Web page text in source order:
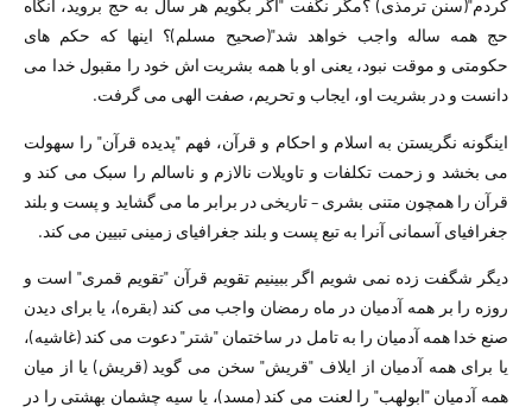
کردم"(سنن ترمذی) ؟مگر نگفت "اگر بگویم هر سال به حج بروید، آنگاه
حج همه ساله واجب خواهد شد"(صحیح مسلم)؟ اینها که حکم های
حکومتی و موقت نبود، یعنی او با همه بشریت اش خود را مقبول خدا می
دانست و در بشریت او، ایجاب و تحریم، صفت الهی می گرفت.
اینگونه نگریستن به اسلام و احکام و قرآن، فهم "پدیده قرآن" را سهولت
می بخشد و زحمت تکلفات و تاویلات نالازم و ناسالم را سبک می کند و
قرآن را همچون متنی بشری – تاریخی در برابر ما می گشاید و پست و بلند
جغرافیای آسمانی آنرا به تبع پست و بلند جغرافیای زمینی تبیین می کند.
دیگر شگفت زده نمی شویم اگر ببینیم تقویم قرآن "تقویم قمری" است و
روزه را بر همه آدمیان در ماه رمضان واجب می کند (بقره)، یا برای دیدن
صنع خدا همه آدمیان را به تامل در ساختمان "شتر" دعوت می کند (غاشیه)،
یا برای همه آدمیان از ایلاف "قریش" سخن می گوید (قریش) یا از میان
همه آدمیان "ابولهب" را لعنت می کند (مسد)، یا سیه چشمان بهشتی را در